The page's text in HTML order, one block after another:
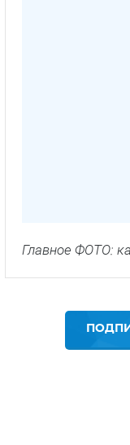
Главное ФОТО: